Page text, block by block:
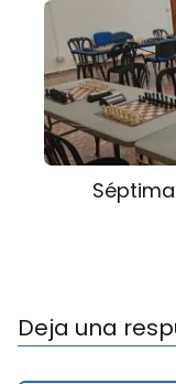
Deja una